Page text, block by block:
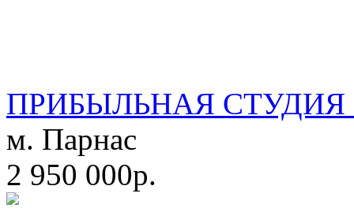
ПРИБЫЛЬНАЯ СТУДИЯ
м. Парнас
2 950 000р.